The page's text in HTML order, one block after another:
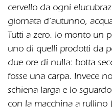
cervello da ogni
giornata d’autunno,
Tutti a zero. Io monto un
uno di quelli prodotti da
due ore di nulla: botta
fosse una carpa. Invece
schiena larga e lo
con la macchina a rullino